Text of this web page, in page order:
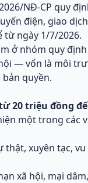
NĐ-CP quy
điện, giao
từ ngày 1/7/2026.
ở nhóm quy
— vốn là môi
quyền.
20 triệu đồng
một trong các
thật, xuyên tạc,
xã hội, mại